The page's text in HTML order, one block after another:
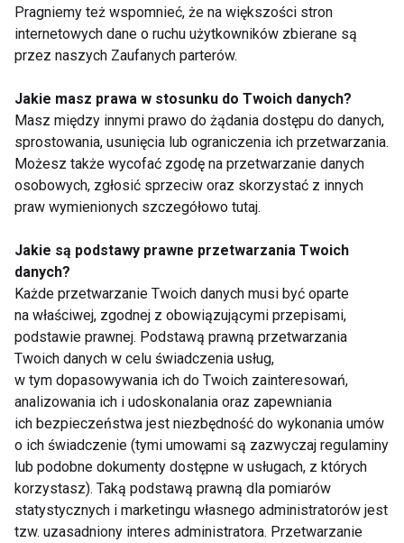
Taniec z Gwiazdami -
odcinek piąty
Ewa Szabatin
Aktywne wakacje w
Zell am See-Kaprun
Steczkowska i Guzik w
finale
Pragniemy też wspomnieć, że na większości stron
internetowych dane o ruchu użytkowników zbierane są
przez naszych Zaufanych parterów.
Jakie masz prawa w stosunku do Twoich danych?
Masz między innymi prawo do żądania dostępu do danych,
sprostowania, usunięcia lub ograniczenia ich przetwarzania.
Możesz także wycofać zgodę na przetwarzanie danych
osobowych, zgłosić sprzeciw oraz skorzystać z innych
praw wymienionych szczegółowo tutaj.
Jakie są podstawy prawne przetwarzania Twoich
danych?
Każde przetwarzanie Twoich danych musi być oparte
na właściwej, zgodnej z obowiązującymi przepisami,
podstawie prawnej. Podstawą prawną przetwarzania
Twoich danych w celu świadczenia usług,
w tym dopasowywania ich do Twoich zainteresowań,
analizowania ich i udoskonalania oraz zapewniania
ich bezpieczeństwa jest niezbędność do wykonania umów
o ich świadczenie (tymi umowami są zazwyczaj regulaminy
lub podobne dokumenty dostępne w usługach, z których
korzystasz). Taką podstawą prawną dla pomiarów
statystycznych i marketingu własnego administratorów jest
tzw. uzasadniony interes administratora. Przetwarzanie